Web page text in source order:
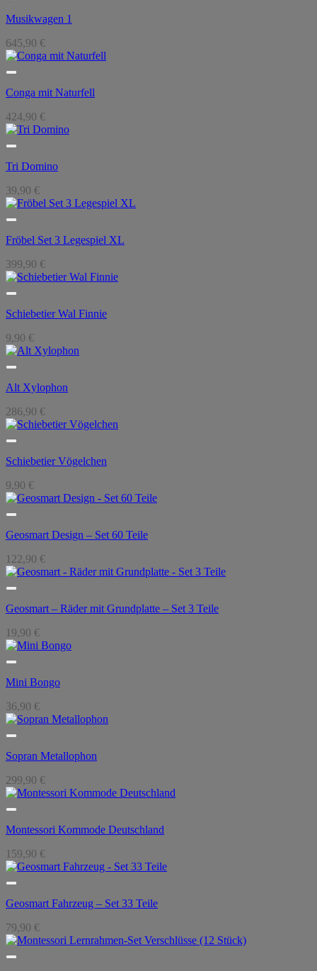
Musikwagen 1
645,90 €
Conga mit Naturfell
424,90 €
Tri Domino
39,90 €
Fröbel Set 3 Legespiel XL
399,90 €
Schiebetier Wal Finnie
9,90 €
Alt Xylophon
286,90 €
Schiebetier Vögelchen
9,90 €
Geosmart Design – Set 60 Teile
122,90 €
Geosmart – Räder mit Grundplatte – Set 3 Teile
19,90 €
Mini Bongo
36,90 €
Sopran Metallophon
299,90 €
Montessori Kommode Deutschland
159,90 €
Geosmart Fahrzeug – Set 33 Teile
79,90 €